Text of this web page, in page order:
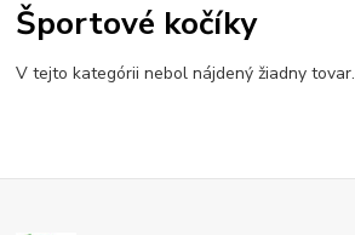
Športové kočíky
V tejto kategórii nebol nájdený žiadny tovar.